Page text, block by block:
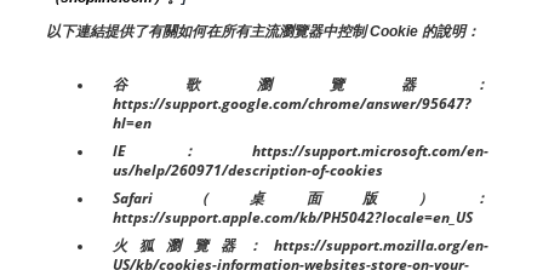
以下連結提供了有關如何在所有主流瀏覽器中控制 Cookie 的說明：
谷歌瀏覽器：
https://support.google.com/chrome/answer/95647?
hl=en
IE：https://support.microsoft.com/en-
us/help/260971/description-of-cookies
Safari（桌面版）：
https://support.apple.com/kb/PH5042?locale=en_US
火狐瀏覽器：https://support.mozilla.org/en-
US/kb/cookies-information-websites-store-on-your-